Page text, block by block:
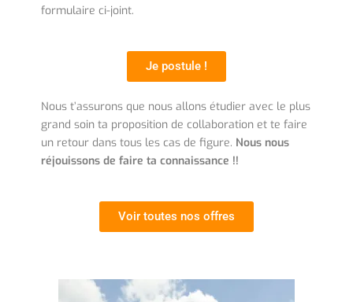
formulaire ci-joint.
Je postule !
Nous t’assurons que nous allons étudier avec le plus
grand soin ta proposition de collaboration et te faire
un retour dans tous les cas de figure. Nous nous
réjouissons de faire ta connaissance !!
Voir toutes nos offres